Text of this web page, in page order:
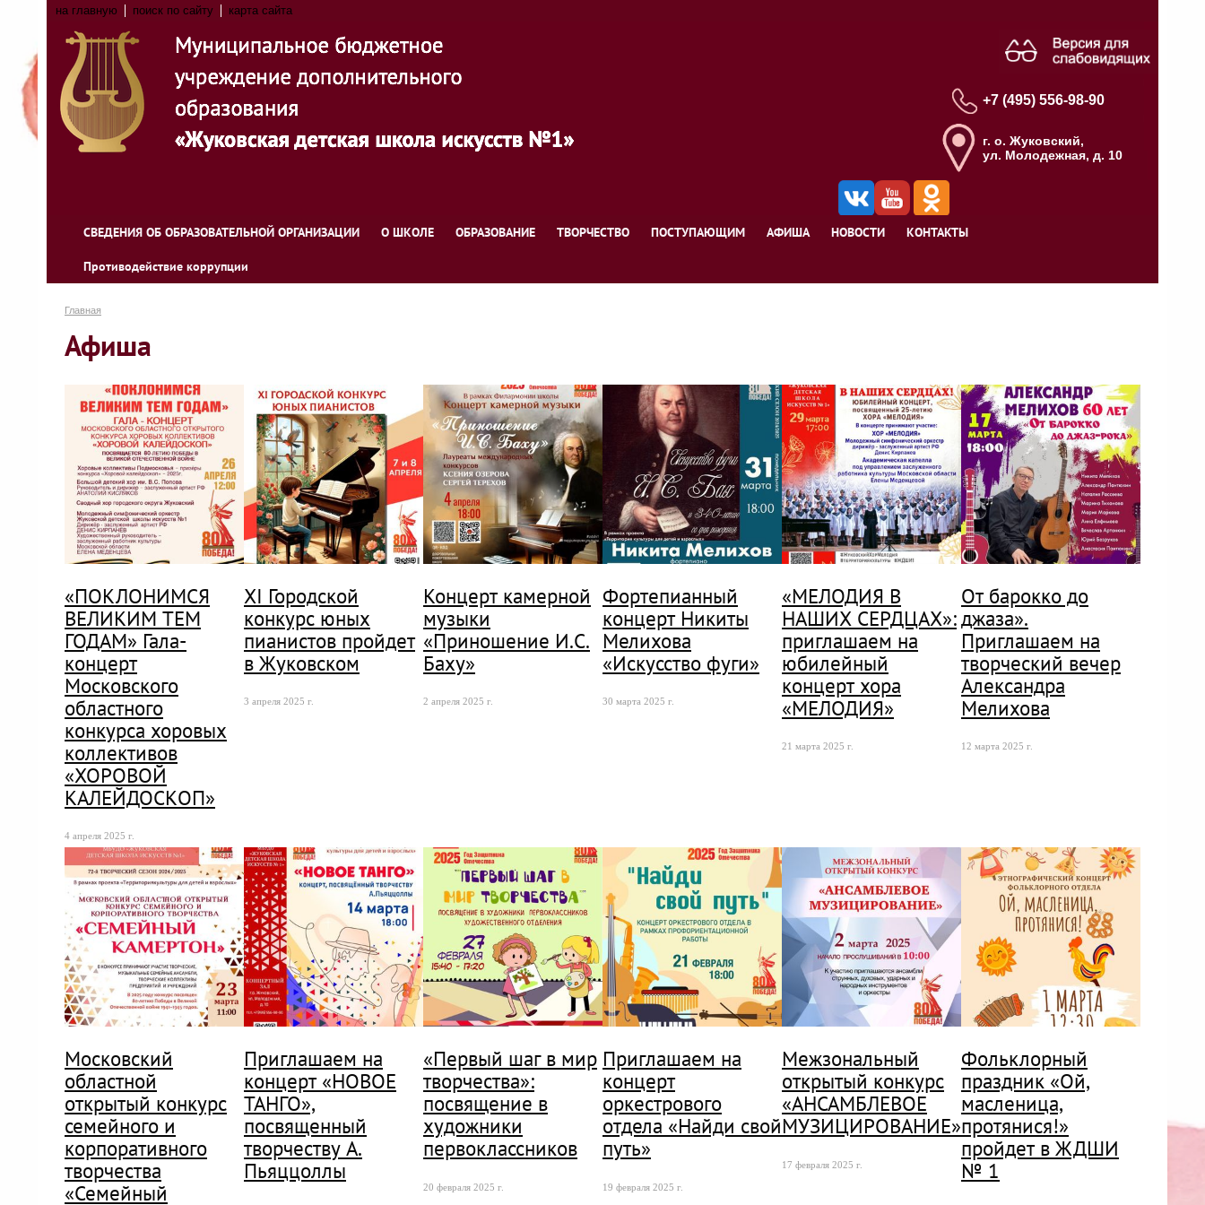
на главную поиск по сайту карта сайта
+7 (495) 556-98-90
г. о. Жуковский,
ул. Молодежная, д. 10
СВЕДЕНИЯ ОБ ОБРАЗОВАТЕЛЬНОЙ ОРГАНИЗАЦИИ О ШКОЛЕ ОБРАЗОВАНИЕ ТВОРЧЕСТВО ПОСТУПАЮЩИМ АФИША НОВОСТИ КОНТАКТЫ
Противодействие коррупции
Главная
Афиша
«ПОКЛОНИМСЯ
ВЕЛИКИМ ТЕМ
ГОДАМ» Гала-
концерт
Московского
областного
конкурса хоровых
коллективов
«ХОРОВОЙ
КАЛЕЙДОСКОП»
4 апреля 2025 г.
XI Городской
конкурс юных
пианистов пройдет
в Жуковском
3 апреля 2025 г.
Концерт камерной
музыки
«Приношение И.С.
Баху»
2 апреля 2025 г.
Фортепианный
концерт Никиты
Мелихова
«Искусство фуги»
30 марта 2025 г.
«МЕЛОДИЯ В
НАШИХ СЕРДЦАХ»:
приглашаем на
юбилейный
концерт хора
«МЕЛОДИЯ»
21 марта 2025 г.
От барокко до
джаза».
Приглашаем на
творческий вечер
Александра
Мелихова
12 марта 2025 г.
Московский
областной
открытый конкурс
семейного и
корпоративного
творчества
«Семейный
Приглашаем на
концерт «НОВОЕ
ТАНГО»,
посвященный
творчеству А.
Пьяццоллы
«Первый шаг в мир
творчества»:
посвящение в
художники
первоклассников
20 февраля 2025 г.
Приглашаем на
концерт
оркестрового
отдела «Найди свой
путь»
19 февраля 2025 г.
Межзональный
открытый конкурс
«АНСАМБЛЕВОЕ
МУЗИЦИРОВАНИЕ»
17 февраля 2025 г.
Фольклорный
праздник «Ой,
масленица,
протянися!»
пройдет в ЖДШИ
№ 1